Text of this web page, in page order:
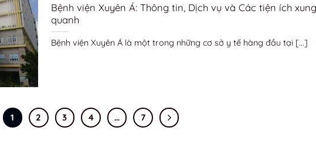
Bệnh viện Xuyên Á: Thông tin, Dịch vụ và Các tiện ích xung
quanh
Bệnh viện Xuyên Á là một trong những cơ sở y tế hàng đầu tại [...]
1 2 3 4 … 7